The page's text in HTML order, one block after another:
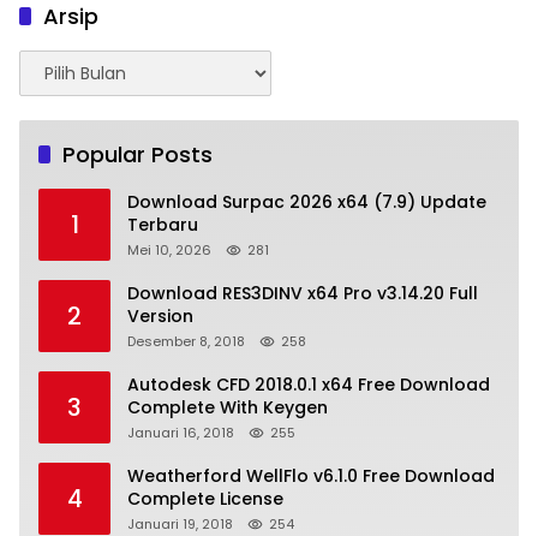
Arsip
Arsip
Popular Posts
1
Download Surpac 2026 x64 (7.9) Update
Terbaru
Mei 10, 2026 281
2
Download RES3DINV x64 Pro v3.14.20 Full
Version
Desember 8, 2018 258
3
Autodesk CFD 2018.0.1 x64 Free Download
Complete With Keygen
Januari 16, 2018 255
4
Weatherford WellFlo v6.1.0 Free Download
Complete License
Januari 19, 2018 254